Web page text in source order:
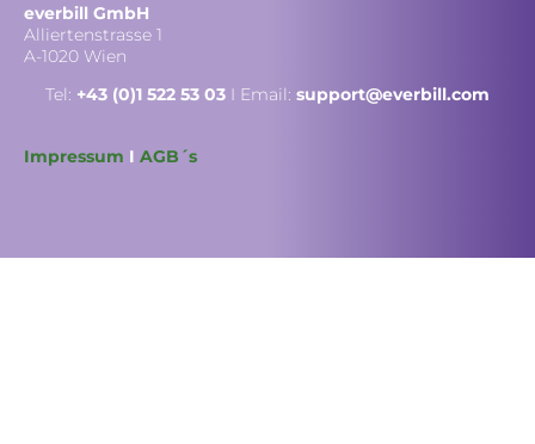
everbill GmbH
Alliertenstrasse 1
A-1020 Wien
Tel: +43 (0)1 522 53 03 I Email: support@everbill.com
Impressum I AGB´s